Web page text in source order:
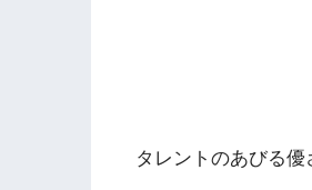
タレントのあびる